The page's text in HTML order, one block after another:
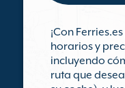
¡Con
horarios y
incluyendo
ruta que